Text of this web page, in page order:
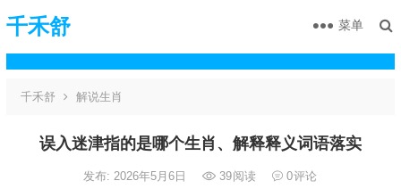
千禾舒 菜单
千禾舒 解说生肖
误入迷津指的是哪个生肖、解释释义词语落实
发布: 2026年5月6日 39阅读 0评论